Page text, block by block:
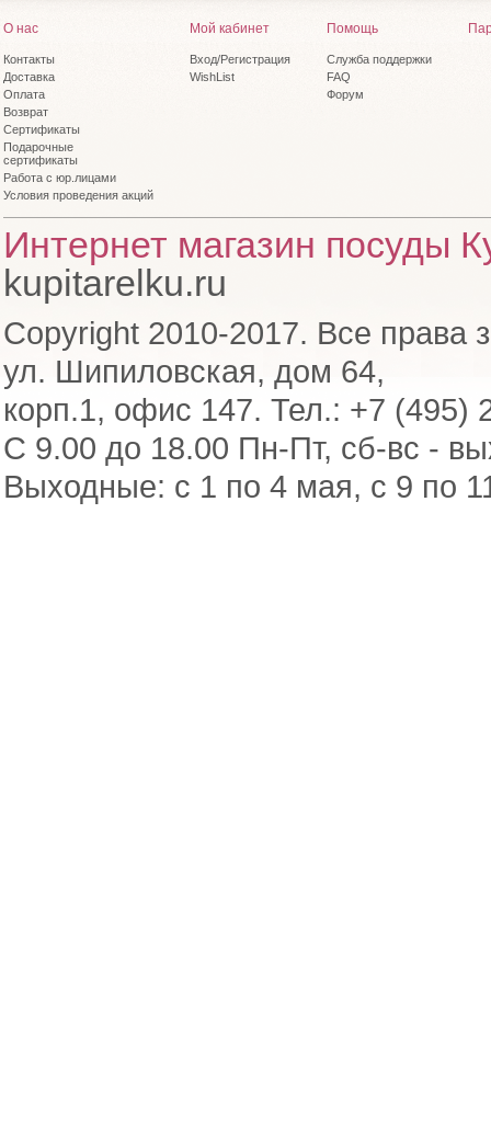
О нас
Контакты
Доставка
Оплата
Возврат
Сертификаты
Подарочные
сертификаты
Работа с юр.лицами
Условия проведения акций
Мой кабинет
Вход/Регистрация
WishList
Помощь
Служба поддержки
FAQ
Форум
Интернет магазин посуды
kupitarelku.ru
Copyright 2010-2017. Все права
ул. Шипиловская, дом 64,
корп.1, офис 147. Тел.: +7 (495)
С 9.00 до 18.00 Пн-Пт, сб-вс -
Выходные: с 1 по 4 мая, с 9 по